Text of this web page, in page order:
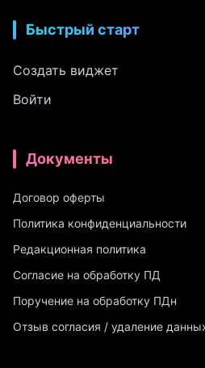
Быстрый старт
Создать виджет
Войти
Документы
Договор оферты
Политика конфиденциальности
Редакционная политика
Согласие на обработку ПД
Поручение на обработку ПДн
Отзыв согласия / удаление